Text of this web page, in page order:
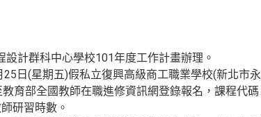
計群科中心學校101年度工作計畫辦理。
日(星期五)假私立復興高級商工職業學校(新北市
育部全國教師在職進修資訊網登錄報名，課程代碼
研習時數。